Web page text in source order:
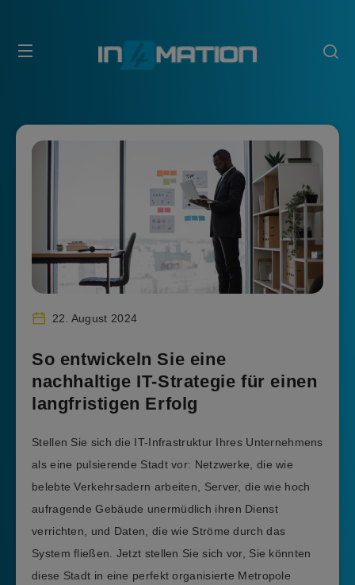
22. August 2024
So entwickeln Sie eine
nachhaltige IT-Strategie für einen
langfristigen Erfolg
Stellen Sie sich die IT-Infrastruktur Ihres Unternehmens
als eine pulsierende Stadt vor: Netzwerke, die wie
belebte Verkehrsadern arbeiten, Server, die wie hoch
aufragende Gebäude unermüdlich ihren Dienst
verrichten, und Daten, die wie Ströme durch das
System fließen. Jetzt stellen Sie sich vor, Sie könnten
diese Stadt in eine perfekt organisierte Metropole